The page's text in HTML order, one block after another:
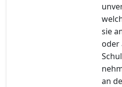
sie
oder
an